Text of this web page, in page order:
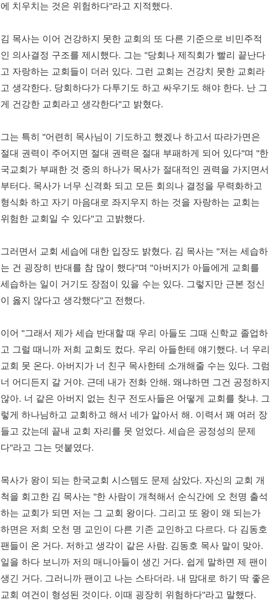
에 치우치는 것은 위험하다"라고 지적했다.
김 목사는 이어 건강하지 못한 교회의 또 다른 기준으로 비민주적
인 의사결정 구조를 제시했다. 그는 "당회나 제직회가 빨리 끝난다
고 자랑하는 교회들이 더러 있다. 그런 교회는 건강치 못한 교회라
고 생각한다. 당회하다가 다투기도 하고 싸우기도 해야 한다. 난 그
게 건강한 교회라고 생각한다"고 밝혔다.
그는 특히 "어련히 목사님이 기도하고 했겠나 하고서 따라가면은
절대 권력이 주어지면 절대 권력은 절대 부패하게 되어 있다"며 "한
국교회가 부패한 것 중의 하나가 목사가 절대적인 권력을 가지면서
부터다. 목사가 너무 신격화 되고 모든 회의나 결정을 무력화하고
형식화 하고 자기 마음대로 좌지우지 하는 것을 자랑하는 교회는
위험한 교회일 수 있다"고 고밝했다.
그러면서 교회 세습에 대한 입장도 밝혔다. 김 목사는 "저는 세습하
는 건 굉장히 반대를 참 많이 했다"며 "아버지가 아들에게 교회를
세습하는 일이 거기도 장점이 있을 수는 있다. 그렇지만 근본 정신
이 옳지 않다고 생각했다"고 전했다.
이어 "그래서 제가 세습 반대할 때 우리 아들도 그때 신학교 졸업하
고 그럴 때니까 저희 교회도 컸다. 우리 아들한테 얘기했다. 너 우리
교회 못 온다. 아버지가 너 친구 목사한테 소개해줄 수는 있다. 그럼
너 어디든지 갈 거야. 근데 내가 전화 안해. 왜냐하면 그건 공정하지
않아. 너 같은 아버지 없는 친구 전도사들은 어떻게 교회를 찾냐. 그
렇게 하나님하고 교회하고 해서 네가 알아서 해. 이력서 꽤 여러 장
들고 갔는데 끝내 교회 자리를 못 얻었다. 세습은 공정성의 문제
다"라고 그는 덧붙였다.
목사가 왕이 되는 한국교회 시스템도 문제 삼았다. 자신의 교회 개
척을 회고한 김 목사는 "한 사람이 개척해서 순식간에 오 천명 출석
하는 교회가 되면 저는 그 교회 왕이다. 그리고 또 왕이 왜 되는가
하면은 저희 오천 명 교인이 다른 기존 교인하고 다르다. 다 김동호
팬들이 온 거다. 저하고 생각이 같은 사람. 김동호 목사 말이 맞아.
일을 하다 보니까 저의 매니아들이 생긴 거다. 쉽게 말하면 제 팬이
생긴 거다. 그러니까 팬이고 나는 스타더라. 내 맘대로 하기 딱 좋은
교회 여건이 형성된 것이다. 이때 굉장히 위험하다"라고 말했다.